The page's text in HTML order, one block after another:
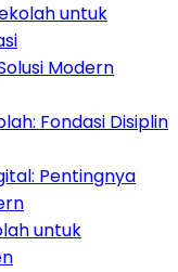
untuk
Modern
Fondasi Disiplin
Pentingnya
untuk